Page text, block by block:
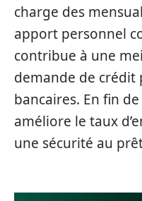
charge des
apport personnel
contribue à une
demande de crédit
bancaires. En fin
améliore le taux
une sécurité au